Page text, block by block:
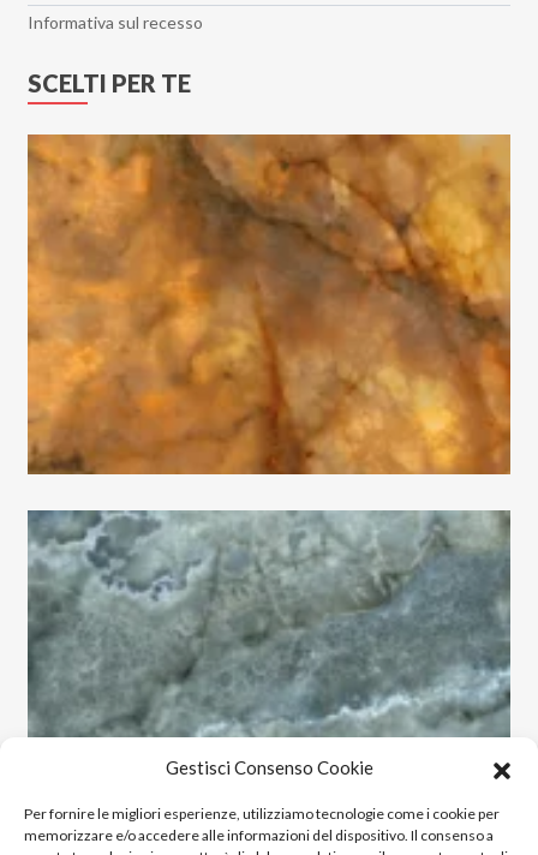
Gestisci Consenso Cookie
Per fornire le migliori esperienze, utilizziamo tecnologie come i cookie per
memorizzare e/o accedere alle informazioni del dispositivo. Il consenso a
Isen
Lamiere
Le Resine
Levante
Lincoln
Lithos
Loft
Lounge
Luminescence
Magnetic
Maioliche
Majestic
Makrana
Marble Velvet
Marquiña
Massive
Materia
Miro
Informativa sul recesso
SCELTI PER TE